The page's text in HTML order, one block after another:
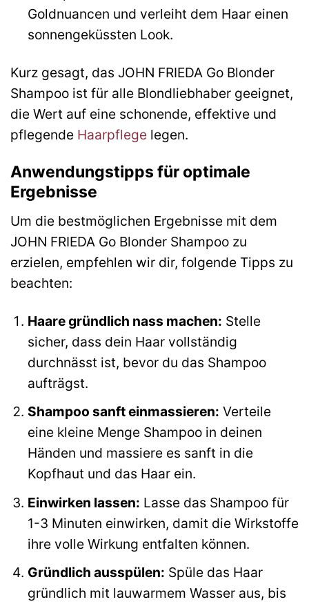
Goldnuancen und verleiht dem Haar einen
sonnengeküssten Look.
Kurz gesagt, das JOHN FRIEDA Go Blonder
Shampoo ist für alle Blondliebhaber geeignet,
die Wert auf eine schonende, effektive und
pflegende Haarpflege legen.
Anwendungstipps für optimale
Ergebnisse
Um die bestmöglichen Ergebnisse mit dem
JOHN FRIEDA Go Blonder Shampoo zu
erzielen, empfehlen wir dir, folgende Tipps zu
beachten:
Haare gründlich nass machen: Stelle
sicher, dass dein Haar vollständig
durchnässt ist, bevor du das Shampoo
aufträgst.
Shampoo sanft einmassieren: Verteile
eine kleine Menge Shampoo in deinen
Händen und massiere es sanft in die
Kopfhaut und das Haar ein.
Einwirken lassen: Lasse das Shampoo für
1-3 Minuten einwirken, damit die Wirkstoffe
ihre volle Wirkung entfalten können.
Gründlich ausspülen: Spüle das Haar
gründlich mit lauwarmem Wasser aus, bis